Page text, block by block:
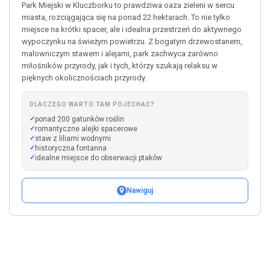
Park Miejski w Kluczborku to prawdziwa oaza zieleni w sercu
miasta, rozciągająca się na ponad 22 hektarach. To nie tylko
miejsce na krótki spacer, ale i idealna przestrzeń do aktywnego
wypoczynku na świeżym powietrzu. Z bogatym drzewostanem,
malowniczym stawem i alejami, park zachwyca zarówno
miłośników przyrody, jak i tych, którzy szukają relaksu w
pięknych okolicznościach przyrody.
DLACZEGO WARTO TAM POJECHAĆ?
ponad 200 gatunków roślin
romantyczne alejki spacerowe
staw z liliami wodnymi
historyczna fontanna
idealne miejsce do obserwacji ptaków
Nawiguj